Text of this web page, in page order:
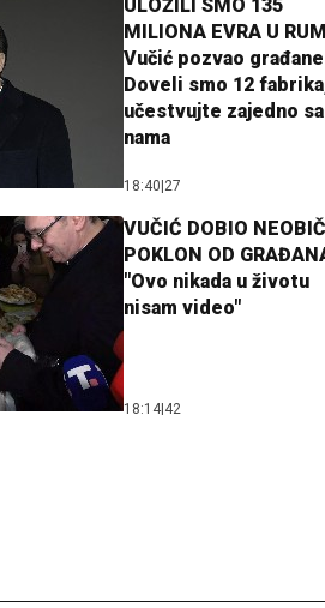
ULOŽILI SMO 135
MILIONA EVRA U
Vučić pozvao
Doveli smo 12
učestvujte zajedno sa
nama
18:40 27
VUČIĆ DOBIO
POKLON OD
"Ovo nikada u životu
nisam video"
18:14 42